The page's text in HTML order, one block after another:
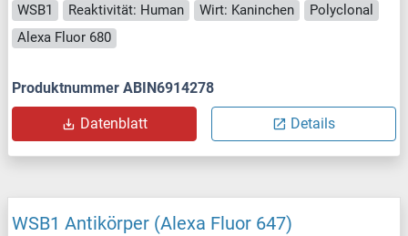
WSB1 Reaktivität: Human Wirt: Kaninchen
Polyclonal
Alexa Fluor 680
Produktnummer ABIN6914278
Datenblatt Details
WSB1 Antikörper (Alexa Fluor 647)